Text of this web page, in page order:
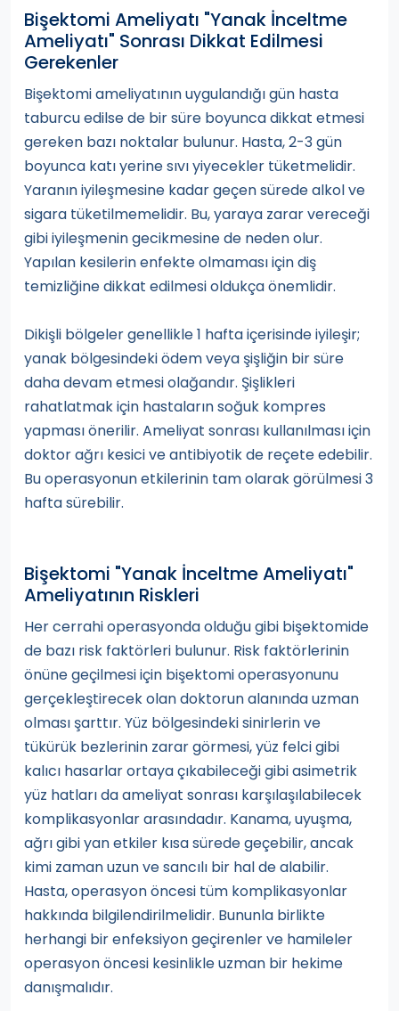
Bişektomi Ameliyatı "Yanak İnceltme
Ameliyatı" Sonrası Dikkat Edilmesi
Gerekenler
Bişektomi ameliyatının uygulandığı gün hasta
taburcu edilse de bir süre boyunca dikkat etmesi
gereken bazı noktalar bulunur. Hasta, 2-3 gün
boyunca katı yerine sıvı yiyecekler tüketmelidir.
Yaranın iyileşmesine kadar geçen sürede alkol ve
sigara tüketilmemelidir. Bu, yaraya zarar vereceği
gibi iyileşmenin gecikmesine de neden olur.
Yapılan kesilerin enfekte olmaması için diş
temizliğine dikkat edilmesi oldukça önemlidir.
Dikişli bölgeler genellikle 1 hafta içerisinde iyileşir;
yanak bölgesindeki ödem veya şişliğin bir süre
daha devam etmesi olağandır. Şişlikleri
rahatlatmak için hastaların soğuk kompres
yapması önerilir. Ameliyat sonrası kullanılması için
doktor ağrı kesici ve antibiyotik de reçete edebilir.
Bu operasyonun etkilerinin tam olarak görülmesi 3
hafta sürebilir.
Bişektomi "Yanak İnceltme Ameliyatı"
Ameliyatının Riskleri
Her cerrahi operasyonda olduğu gibi bişektomide
de bazı risk faktörleri bulunur. Risk faktörlerinin
önüne geçilmesi için bişektomi operasyonunu
gerçekleştirecek olan doktorun alanında uzman
olması şarttır. Yüz bölgesindeki sinirlerin ve
tükürük bezlerinin zarar görmesi, yüz felci gibi
kalıcı hasarlar ortaya çıkabileceği gibi asimetrik
yüz hatları da ameliyat sonrası karşılaşılabilecek
komplikasyonlar arasındadır. Kanama, uyuşma,
ağrı gibi yan etkiler kısa sürede geçebilir, ancak
kimi zaman uzun ve sancılı bir hal de alabilir.
Hasta, operasyon öncesi tüm komplikasyonlar
hakkında bilgilendirilmelidir. Bununla birlikte
herhangi bir enfeksiyon geçirenler ve hamileler
operasyon öncesi kesinlikle uzman bir hekime
danışmalıdır.